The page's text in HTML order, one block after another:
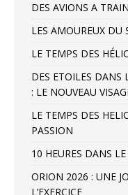
DES AVIONS A
LES AMOUREUX DU
LE TEMPS DES
DES ETOILES DANS
: LE NOUVEAU
LE TEMPS DES
PASSION
10 HEURES DANS
ORION 2026 : UNE
L’EXERCICE